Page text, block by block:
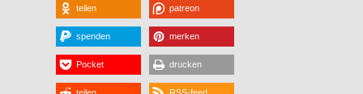
teilen patreon
spenden merken
Pocket drucken